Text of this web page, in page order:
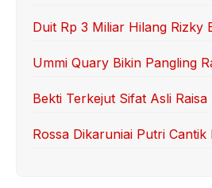
Duit Rp 3 Miliar Hilang Rizky
Ummi Quary Bikin Pangling
Bekti Terkejut Sifat Asli
Rossa Dikaruniai Putri Cantik